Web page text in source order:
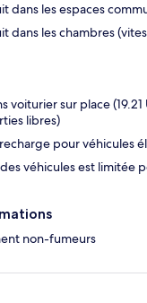
dans les espaces
dans les chambres
voiturier sur place
libres)
pour véhicules
véhicules est limitée
non-fumeurs